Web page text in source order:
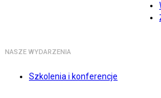
NASZE WYDARZENIA
Szkolenia i konferencje